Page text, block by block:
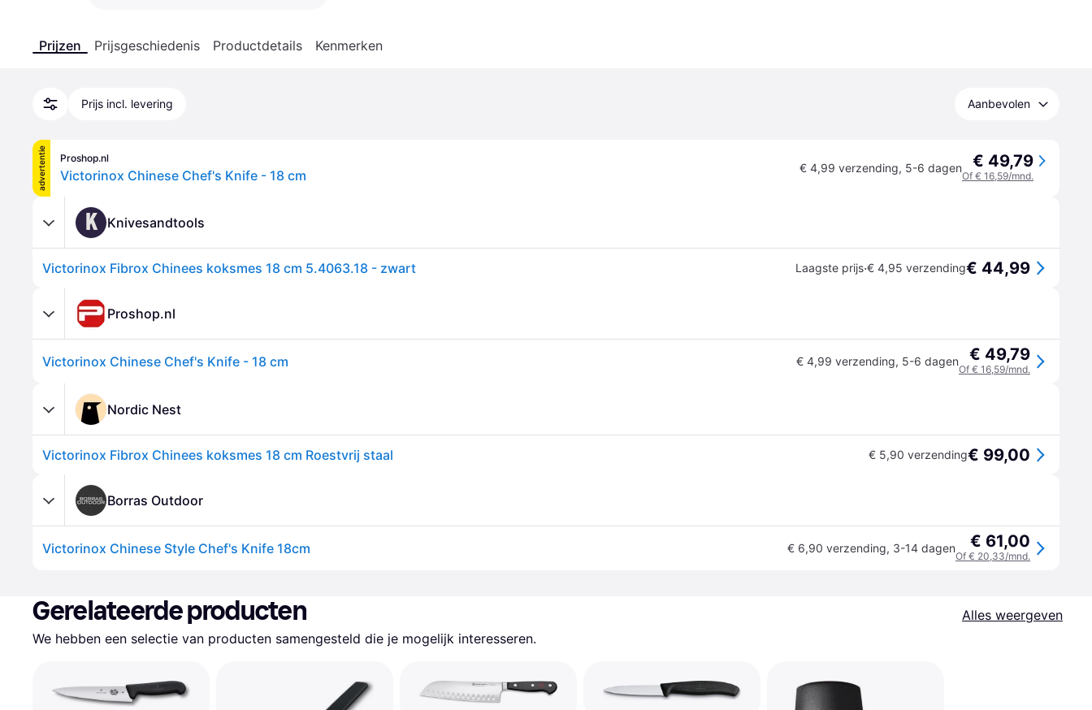
Prijzen Prijsgeschiedenis Productdetails Kenmerken
Prijs incl. levering Aanbevolen
advertentie Proshop.nl
Victorinox Chinese Chef's Knife - 18 cm € 4,99 verzending, 5-6 dagen € 49,79
Of € 16,59/mnd.
K Knivesandtools
Victorinox Fibrox Chinees koksmes 18 cm 5.4063.18 - zwart Laagste prijs·€ 4,95 verzending€ 44,99
Proshop.nl
Victorinox Chinese Chef's Knife - 18 cm € 4,99 verzending, 5-6 dagen € 49,79
Of € 16,59/mnd.
Nordic Nest
Victorinox Fibrox Chinees koksmes 18 cm Roestvrij staal € 5,90 verzending€ 99,00
Borras Outdoor
Victorinox Chinese Style Chef's Knife 18cm € 6,90 verzending, 3-14 dagen € 61,00
Of € 20,33/mnd.
Gerelateerde producten
Alles weergeven
We hebben een selectie van producten samengesteld die je mogelijk interesseren.